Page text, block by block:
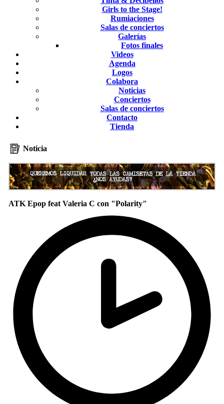
Girls to the Stage!
Rumiaciones
Salas de conciertos
Galerías
Fotos finales
Videos
Agenda
Logos
Colabora
Noticias
Conciertos
Salas de conciertos
Contacto
Tienda
Noticia
ATK Epop feat Valeria C con "Polarity"